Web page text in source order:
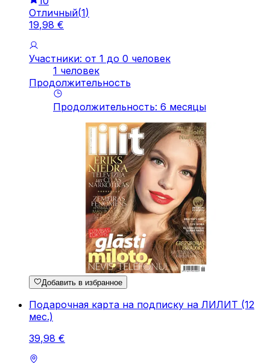
Отличный(1)
19,98 €
Участники: от 1 до 0 человек
1 человек
Продолжительность
Продолжительность: 6 месяцы
Добавить в избранное
Подарочная карта на подписку на ЛИЛИТ (12
мес.)
39,98 €